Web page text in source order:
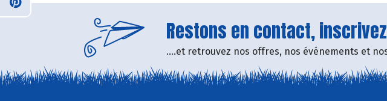
Restons en contact,
....et retrouvez nos offres, nos événements et